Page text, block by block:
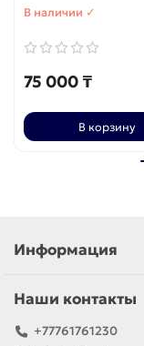
В наличии ✓
75 000 ₸
В корзину
Информация
Наши контакты
+77761761230